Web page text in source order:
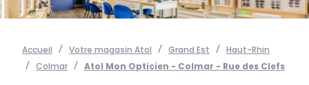
Accueil Votre magasin Atol Grand Est
Haut-Rhin
Colmar
Atol Mon Opticien - Colmar - Rue des Clefs